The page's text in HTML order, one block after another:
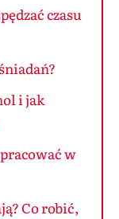
czasu
i jak
w
Co robić,